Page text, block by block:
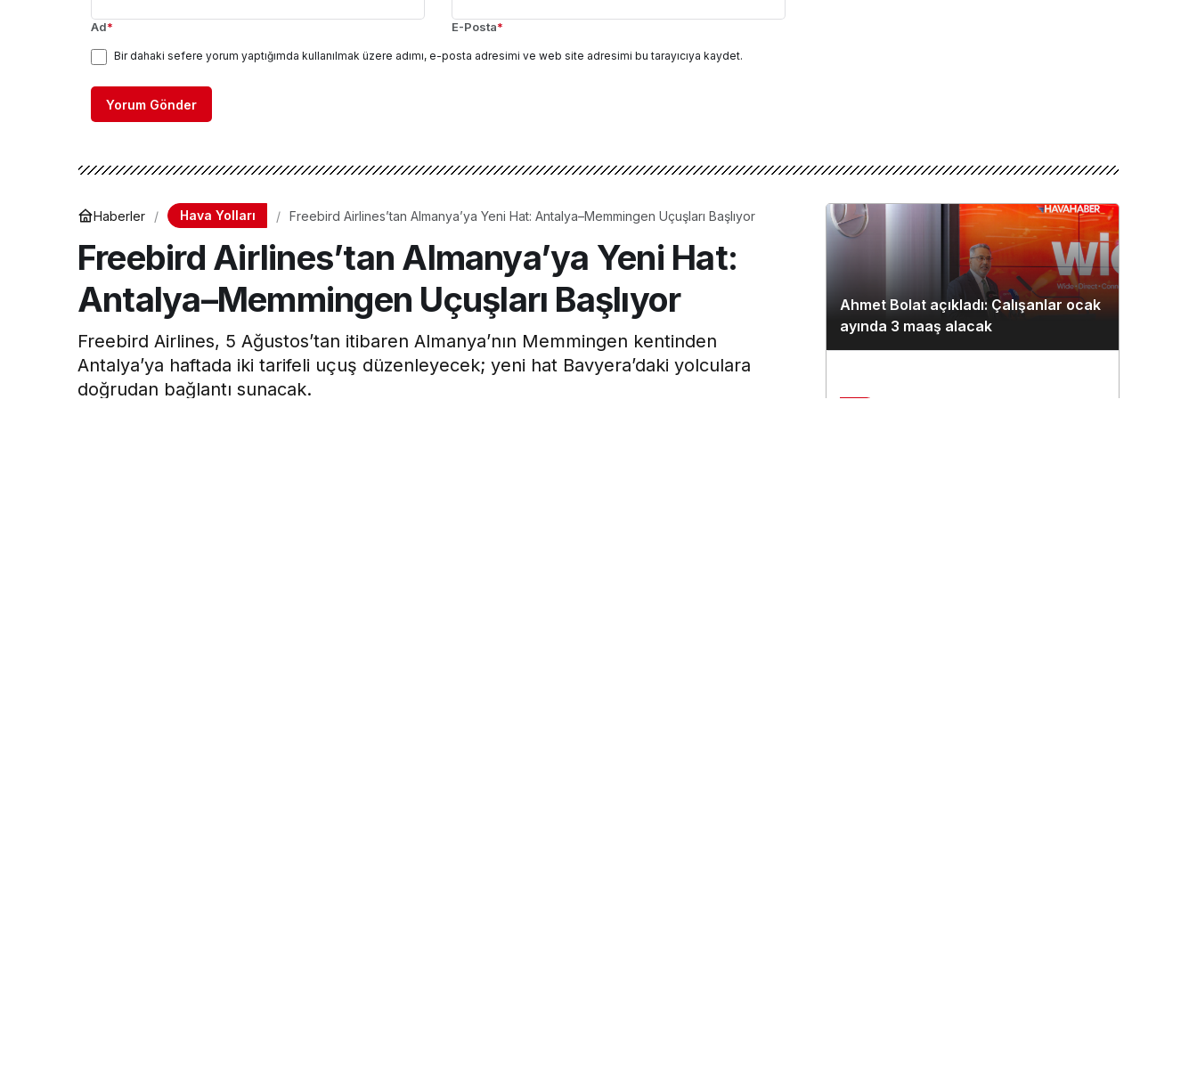
Ad* E-Posta*
Bir dahaki sefere yorum yaptığımda kullanılmak üzere adımı, e-posta adresimi ve web site adresimi bu tarayıcıya kaydet.
Yorum Gönder
Haberler Hava Yolları Freebird Airlines’tan Almanya’ya Yeni Hat: Antalya–Memmingen Uçuşları Başlıyor
Freebird Airlines’tan Almanya’ya Yeni Hat:
Antalya–Memmingen Uçuşları Başlıyor
Freebird Airlines, 5 Ağustos’tan itibaren Almanya’nın Memmingen kentinden
Antalya’ya haftada iki tarifeli uçuş düzenleyecek; yeni hat Bavyera’daki yolculara
doğrudan bağlantı sunacak.
Ahmet Bolat açıkladı: Çalışanlar ocak
ayında 3 maaş alacak